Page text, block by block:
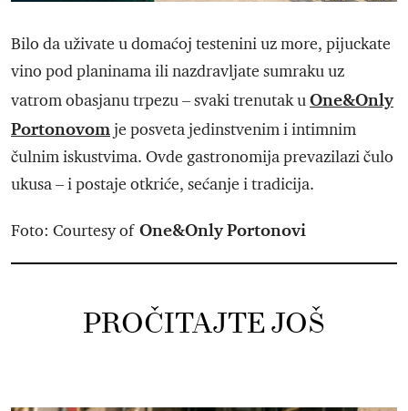
Bilo da uživate u domaćoj testenini uz more, pijuckate
vino pod planinama ili nazdravljate sumraku uz
vatrom obasjanu trpezu – svaki trenutak uOne&Only
Portonovomje posveta jedinstvenim i intimnim
čulnim iskustvima. Ovde gastronomija prevazilazi čulo
ukusa – i postaje otkriće, sećanje i tradicija.
Foto: Courtesy ofOne&OnlyPortonovi
PROČITAJTE JOŠ